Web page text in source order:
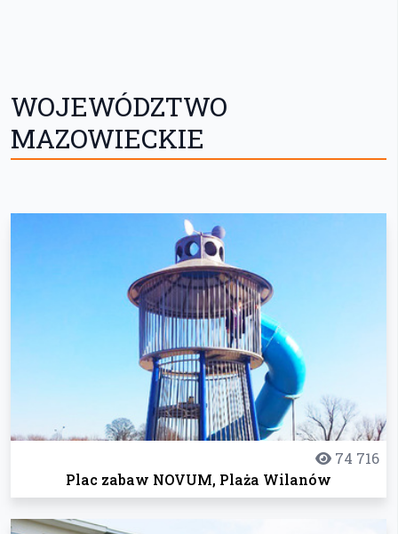
WOJEWÓDZTWO
MAZOWIECKIE
74 716
Plac zabaw NOVUM, Plaża Wilanów